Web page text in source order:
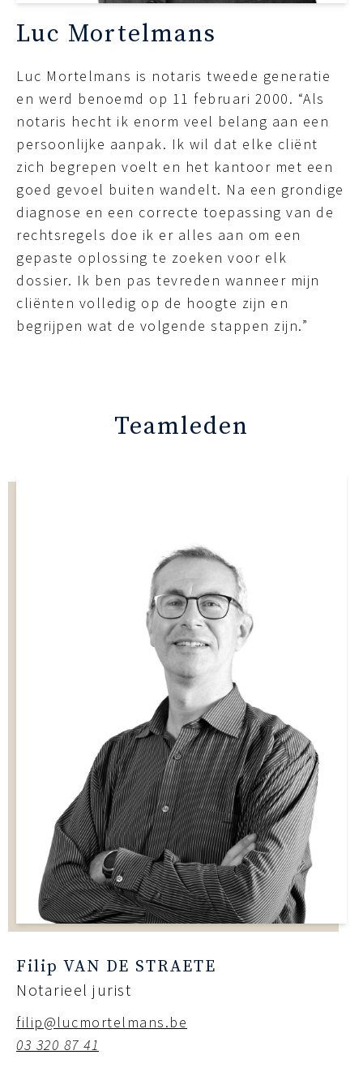
Luc Mortelmans
Luc Mortelmans is notaris tweede generatie
en werd benoemd op 11 februari 2000. “Als
notaris hecht ik enorm veel belang aan een
persoonlijke aanpak. Ik wil dat elke cliënt
zich begrepen voelt en het kantoor met een
goed gevoel buiten wandelt. Na een grondige
diagnose en een correcte toepassing van de
rechtsregels doe ik er alles aan om een
gepaste oplossing te zoeken voor elk
dossier. Ik ben pas tevreden wanneer mijn
cliënten volledig op de hoogte zijn en
begrijpen wat de volgende stappen zijn.”
Teamleden
Filip VAN DE STRAETE
Notarieel jurist
filip@lucmortelmans.be
03 320 87 41